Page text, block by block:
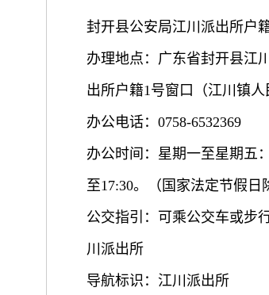
封开县公安局江川派出所户
办理地点：广东省封开县江
出所户籍1号窗口（江川镇人
办公电话：0758-6532369
办公时间：星期一至星期五
至17:30。（国家法定节假日
公交指引：可乘公交车或步
川派出所
导航标识：江川派出所